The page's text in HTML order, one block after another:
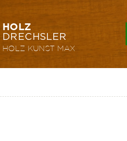
HOLZ
DRECHSLER
HOLZ KUNST MAX